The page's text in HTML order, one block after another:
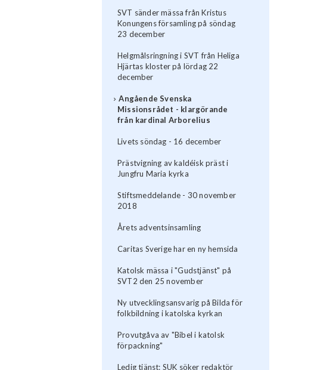
SVT sänder mässa från Kristus
Konungens församling på söndag
23 december
Helgmålsringning i SVT från Heliga
Hjärtas kloster på lördag 22
december
Angående Svenska
Missionsrådet - klargörande
från kardinal Arborelius
Livets söndag - 16 december
Prästvigning av kaldéisk präst i
Jungfru Maria kyrka
Stiftsmeddelande - 30 november
2018
Årets adventsinsamling
Caritas Sverige har en ny hemsida
Katolsk mässa i "Gudstjänst" på
SVT2 den 25 november
Ny utvecklingsansvarig på Bilda för
folkbildning i katolska kyrkan
Provutgåva av "Bibel i katolsk
förpackning"
Ledig tjänst: SUK söker redaktör